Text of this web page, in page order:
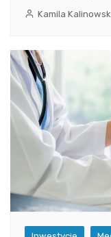
Kamila